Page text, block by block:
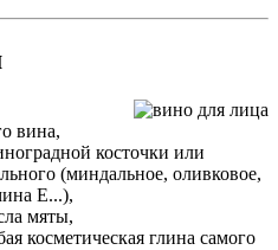
вина,
косточки или
(миндальное, оливковое,
Е...),
мяты,
косметическая глина самого